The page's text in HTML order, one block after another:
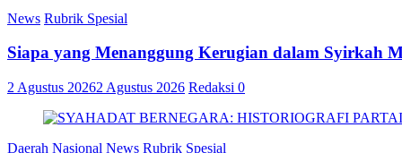
News Rubrik Spesial
Siapa yang Menanggung Kerugian dalam Syirkah
2 Agustus 20262 Agustus 2026 Redaksi 0
Daerah Nasional News Rubrik Spesial